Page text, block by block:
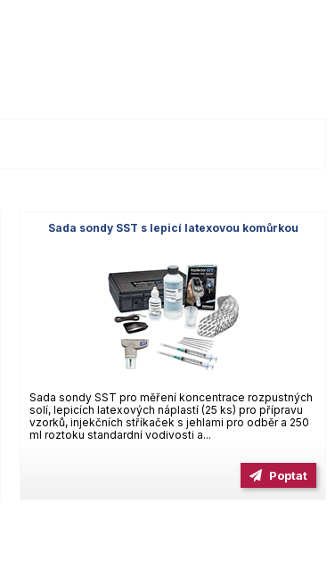
Sada sondy SST s lepicí latexovou komůrkou
Sada sondy SST pro měření koncentrace rozpustných
solí, lepicích latexových náplastí (25 ks) pro přípravu
vzorků, injekčních stříkaček s jehlami pro odběr a 250
ml roztoku standardní vodivosti a...
Poptat